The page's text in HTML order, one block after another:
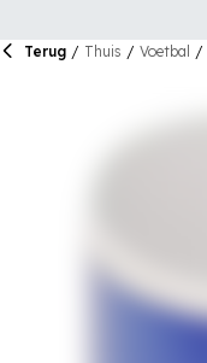
Terug / Thuis / Voetbal /